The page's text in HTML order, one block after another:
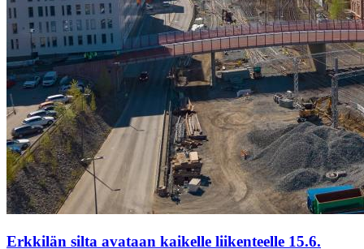
Erkkilän silta avataan kaikelle liikenteelle 15.6.